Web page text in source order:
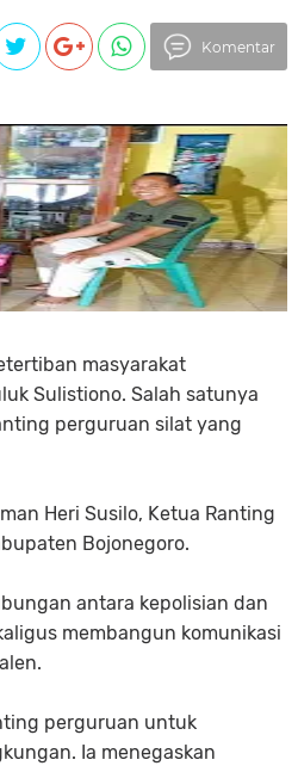
Komentar
masyarakat
Sulistiono. Salah satunya
perguruan silat yang
Heri Susilo, Ketua Ranting
Bojonegoro.
antara kepolisian dan
membangun komunikasi
perguruan untuk
Ia menegaskan